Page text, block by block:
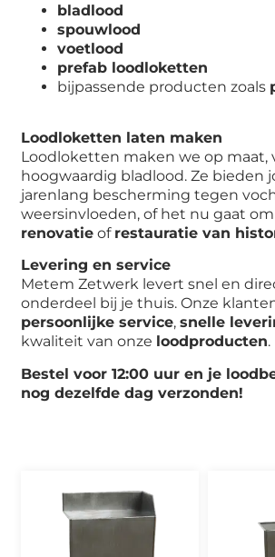
bladlood
spouwlood
voetlood
prefab loodloketten
bijpassende producten zoals
Loodloketten laten maken
Loodloketten maken we op maat,
hoogwaardig bladlood. Ze bieden
jarenlang bescherming tegen
weersinvloeden, of het nu gaat om
renovatie of restauratie van
Levering en service
Metem Zetwerk levert snel en
onderdeel bij je thuis. Onze
persoonlijke service,snelle
kwaliteit van onze loodproducten.
Bestel voor 12:00 uur en je
nog dezelfde dag verzonden!